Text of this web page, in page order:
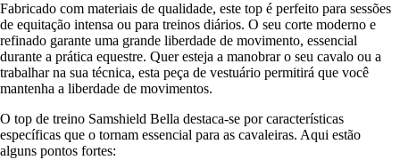
Fabricado com materiais de qualidade, este top é perfeito para sessões
de equitação intensa ou para treinos diários. O seu corte moderno e
refinado garante uma grande liberdade de movimento, essencial
durante a prática equestre. Quer esteja a manobrar o seu cavalo ou a
trabalhar na sua técnica, esta peça de vestuário permitirá que você
mantenha a liberdade de movimentos.
O top de treino Samshield Bella destaca-se por características
específicas que o tornam essencial para as cavaleiras. Aqui estão
alguns pontos fortes: